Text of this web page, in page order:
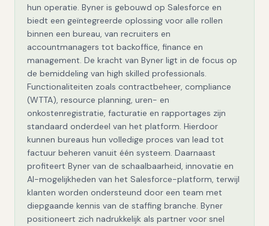
hun operatie. Byner is gebouwd op Salesforce en
biedt een geïntegreerde oplossing voor alle rollen
binnen een bureau, van recruiters en
accountmanagers tot backoffice, finance en
management. De kracht van Byner ligt in de focus op
de bemiddeling van high skilled professionals.
Functionaliteiten zoals contractbeheer, compliance
(WTTA), resource planning, uren- en
onkostenregistratie, facturatie en rapportages zijn
standaard onderdeel van het platform. Hierdoor
kunnen bureaus hun volledige proces van lead tot
factuur beheren vanuit één systeem. Daarnaast
profiteert Byner van de schaalbaarheid, innovatie en
AI-mogelijkheden van het Salesforce-platform, terwijl
klanten worden ondersteund door een team met
diepgaande kennis van de staffing branche. Byner
positioneert zich nadrukkelijk als partner voor snel